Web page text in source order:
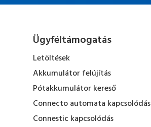
Ügyféltámogatás
Letöltések
Akkumulátor felújítás
Pótakkumulátor kereső
Connecto automata kapcsolódás
Connestic kapcsolódás